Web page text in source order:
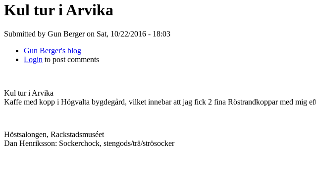
Kul tur i Arvika
Submitted by Gun Berger on Sat, 10/22/2016 - 18:03
Gun Berger's blog
Login to post comments
Kul tur i Arvika
Kaffe med kopp i Högvalta bygdegård, vilket innebar att jag fick 2 fina Röstrandkoppar med mig
Höstsalongen, Rackstadsmuséet
Dan Henriksson: Sockerchock, stengods/trä/strösocker